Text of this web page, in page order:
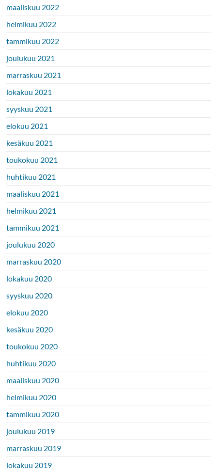
maaliskuu 2022
helmikuu 2022
tammikuu 2022
joulukuu 2021
marraskuu 2021
lokakuu 2021
syyskuu 2021
elokuu 2021
kesäkuu 2021
toukokuu 2021
huhtikuu 2021
maaliskuu 2021
helmikuu 2021
tammikuu 2021
joulukuu 2020
marraskuu 2020
lokakuu 2020
syyskuu 2020
elokuu 2020
kesäkuu 2020
toukokuu 2020
huhtikuu 2020
maaliskuu 2020
helmikuu 2020
tammikuu 2020
joulukuu 2019
marraskuu 2019
lokakuu 2019